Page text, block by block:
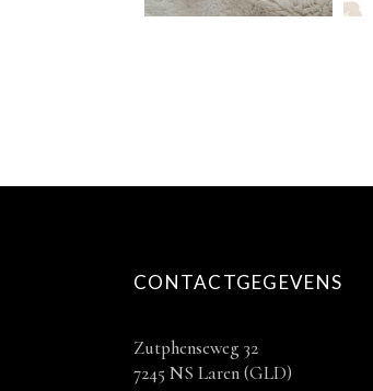
CONTACTGEGEVENS
Zutphenseweg 32
7245 NS Laren (GLD)